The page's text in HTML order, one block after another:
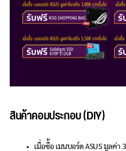
สินค้าคอมประกอบ (DIY)
เมื่อซื้อ เมนบอร์ด ASUS มูลค่